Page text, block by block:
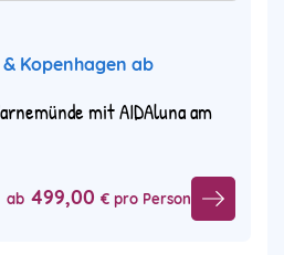
Kopenhagen ab
mit AIDAluna am
ab 499,00 € pro Person